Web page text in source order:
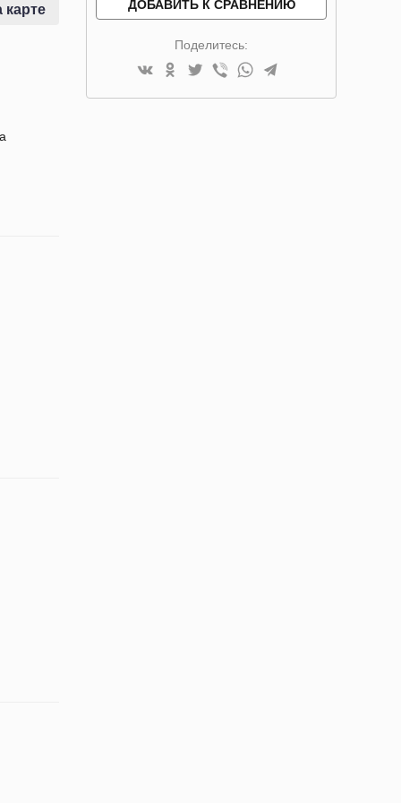
карте ДОБАВИТЬ К СРАВНЕНИЮ
Поделитесь: